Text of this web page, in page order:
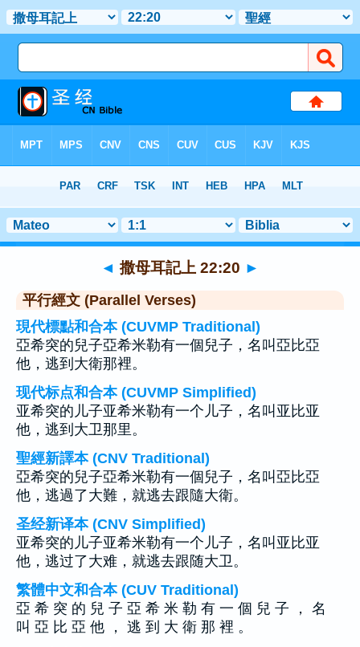
章 22 > 聖經金句 20
◄ 撒母耳記上 22:20 ►
平行經文 (Parallel Verses)
現代標點和合本 (CUVMP Traditional)
亞希突的兒子亞希米勒有一個兒子，名叫亞比亞
他，逃到大衛那裡。
现代标点和合本 (CUVMP Simplified)
亚希突的儿子亚希米勒有一个儿子，名叫亚比亚
他，逃到大卫那里。
聖經新譯本 (CNV Traditional)
亞希突的兒子亞希米勒有一個兒子，名叫亞比亞
他，逃過了大難，就逃去跟隨大衛。
圣经新译本 (CNV Simplified)
亚希突的儿子亚希米勒有一个儿子，名叫亚比亚
他，逃过了大难，就逃去跟随大卫。
繁體中文和合本 (CUV Traditional)
亞 希 突 的 兒 子 亞 希 米 勒 有 一 個 兒 子 ， 名
叫 亞 比 亞 他 ， 逃 到 大 衛 那 裡 。